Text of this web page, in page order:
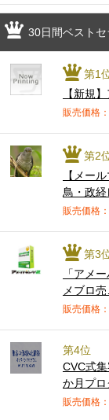
30日間ベスト
第1
【新規
販売価格：
第2
【メー
鳥・政経
販売価格：
第3
「アメ
メブロ売
販売価格：
第4位
CVC式
か月プロ
販売価格：